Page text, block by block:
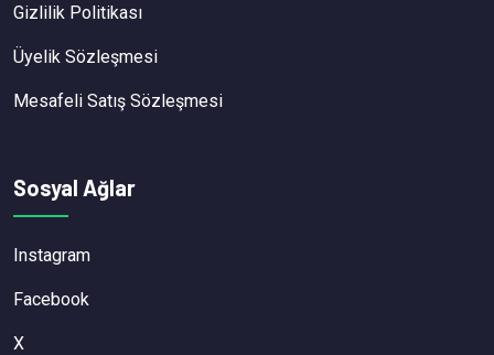
Gizlilik Politikası
Üyelik Sözleşmesi
Mesafeli Satış Sözleşmesi
Sosyal Ağlar
Instagram
Facebook
X